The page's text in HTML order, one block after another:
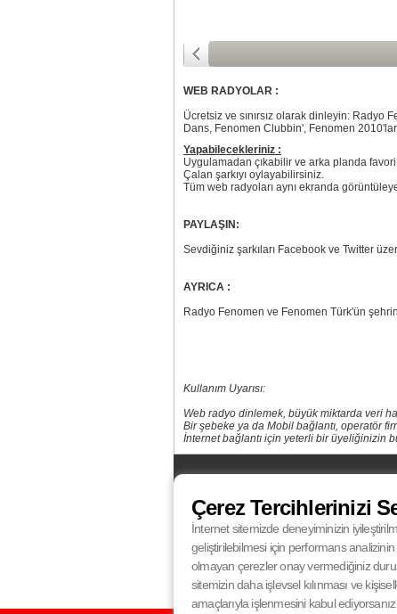
WEB RADYOLAR :
Ücretsiz ve sınırsız olarak dinleyin: Radyo
Dans, Fenomen Clubbin', Fenomen
Yapabilecekleriniz :
Uygulamadan çıkabilir ve arka planda
Çalan şarkıyı oylayabilirsiniz.
Tüm web radyoları aynı ekranda
PAYLAŞIN:
Sevdiğiniz şarkıları Facebook ve Twitter
AYRICA :
Radyo Fenomen ve Fenomen Türk'ün
Kullanım Uyarısı:
Web radyo dinlemek, büyük miktarda veri
Bir şebeke ya da Mobil bağlantı, operatör
İnternet bağlantı için yeterli bir üyeliğinizin
Çerez Tercihlerinizi
İnternet sitemizde deneyiminizin
geliştirilebilmesi için performans
olmayan çerezler onay vermediğiniz
sitemizin daha işlevsel kılınması ve
amaçlarıyla işlenmesini kabul
Balıkesir 87.5 Bursa
100.4
Eskişehir
95.0 İstanbul
100.4
Kocaeli
Radyo Fenomen
Ankara
98.8
Radyo Fenomen
Antalya
Radyo Fenomen
Gaziantep
97.1
Radyo Fenomen
İzmir
98.0